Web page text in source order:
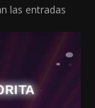
las entradas